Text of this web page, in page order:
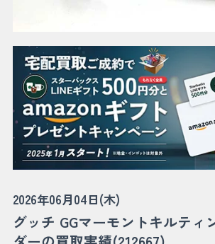
2026年06月04日(木)
グッチ GGマーモントキルティ